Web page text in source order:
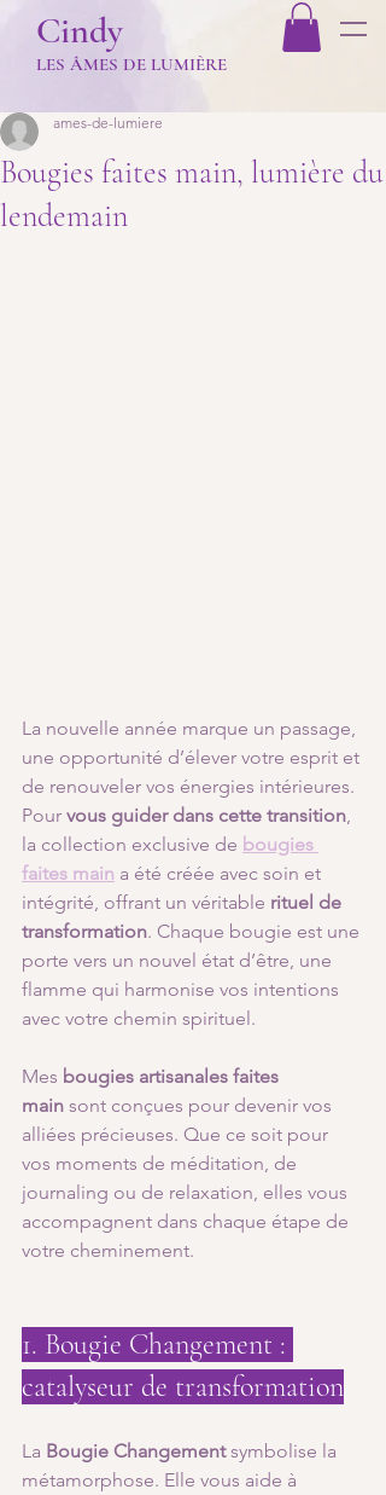
Cindy
LES ÂMES DE LUMIÈRE
Bougies faites main, lumière du
lendemain
ames-de-lumiere
La nouvelle année marque un passage,
une opportunité d’élever votre esprit et
de renouveler vos énergies intérieures.
Pour vous guider dans cette transition
la collection exclusive de bougies
faites main a été créée avec soin et
intégrité, offrant un véritable rituel de
transformation. Chaque bougie est une
porte vers un nouvel état d’être, une
flamme qui harmonise vos intentions
avec votre chemin spirituel.
Mes bougies artisanales faites
main sont conçues pour devenir vos
alliées précieuses. Que ce soit pour
vos moments de méditation, de
journaling ou de relaxation, elles vous
accompagnent dans chaque étape de
votre cheminement.
1. Bougie Changement :
catalyseur de transformation
La Bougie Changement symbolise la
métamorphose. Elle vous aide à